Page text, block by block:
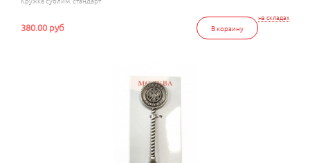
на складах
В корзину
380.00 руб